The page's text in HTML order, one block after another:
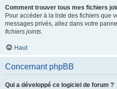
Comment trouver tous mes fichiers
Pour accéder à la liste des fichiers que
messages privés, allez dans votre
fichiers joints.
Haut
Concernant phpBB
Qui a développé ce logiciel de forum ?